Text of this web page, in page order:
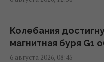
Есть еще много
сделал жесткое
российских дронах
Колебания
магнитная буря G1
6 августа 2026, 08:45